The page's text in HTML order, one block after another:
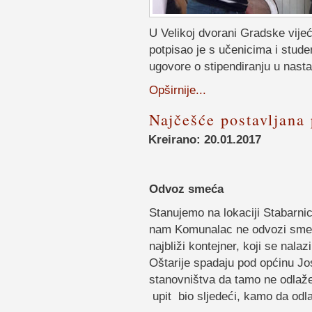
U Velikoj dvorani Gradske
potpisao je s učenicima i
ugovore o stipendiranju u
Opširnije...
Najčešće
Kreirano: 20.01.2017
Odvoz smeća
Stanujemo na lokaciji
nam Komunalac ne odvozi
najbliži kontejner, koji se
Oštarije spadaju pod općinu
stanovništva da tamo ne
upit bio sljedeći, kamo da